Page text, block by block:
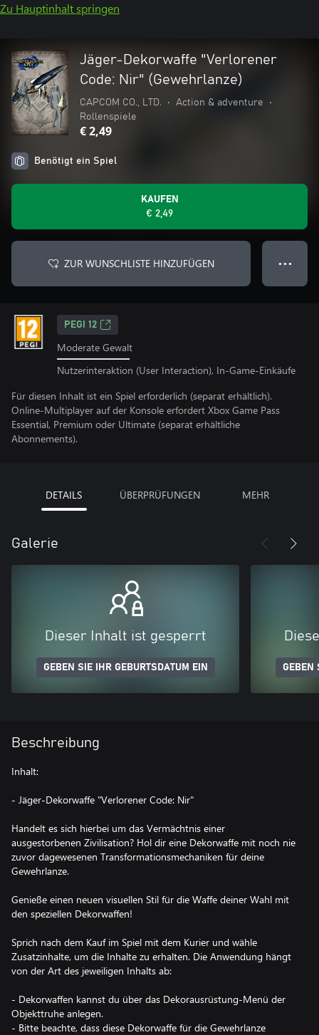
Zu Hauptinhalt springen
Jäger-Dekorwaffe "Verlorener
Code: Nir" (Gewehrlanze)
CAPCOM CO., LTD. • Action & adventure
•
Rollenspiele
€ 2,49
Benötigt ein Spiel
KAUFEN
€ 2,49
ZUR WUNSCHLISTE HINZUFÜGEN ● ● ●
PEGI 12
Moderate Gewalt
Nutzerinteraktion (User Interaction), In-Game-Einkäufe
Für diesen Inhalt ist ein Spiel erforderlich (separat erhältlich).
Online-Multiplayer auf der Konsole erfordert Xbox Game Pass
Essential, Premium oder Ultimate (separat erhältliche
Abonnements).
DETAILS ÜBERPRÜFUNGEN MEHR
Galerie
Dieser Inhalt ist gesperrt
GEBEN SIE IHR GEBURTSDATUM EIN GEBEN
Beschreibung
Inhalt:
- Jäger-Dekorwaffe "Verlorener Code: Nir"
Handelt es sich hierbei um das Vermächtnis einer
ausgestorbenen Zivilisation? Hol dir eine Dekorwaffe mit noch nie
zuvor dagewesenen Transformationsmechaniken für deine
Gewehrlanze.
Genieße einen neuen visuellen Stil für die Waffe deiner Wahl mit
den speziellen Dekorwaffen!
Sprich nach dem Kauf im Spiel mit dem Kurier und wähle
Zusatzinhalte, um die Inhalte zu erhalten. Die Anwendung hängt
von der Art des jeweiligen Inhalts ab:
- Dekorwaffen kannst du über das Dekorausrüstung-Menü der
Objekttruhe anlegen.
- Bitte beachte, dass diese Dekorwaffe für die Gewehrlanze